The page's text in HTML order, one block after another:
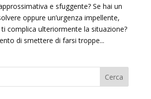
e sfuggente? Se hai un
oppure un’urgenza impellente,
complica ulteriormente la situazione?
di smettere di farsi troppe...